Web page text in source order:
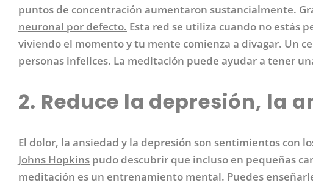
puntos de concentración aumentaron sustancialmente.
neuronal por defecto. Esta red se utiliza cuando no estás
viviendo el momento y tu mente comienza a divagar. Un
personas infelices. La meditación puede ayudar a tener
2. Reduce la depresión, la
El dolor, la ansiedad y la depresión son sentimientos con
Johns Hopkins pudo descubrir que incluso en pequeñas
meditación es un entrenamiento mental. Puedes